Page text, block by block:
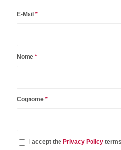
E-Mail *
Nome *
Cognome *
I accept the Privacy Policyterms